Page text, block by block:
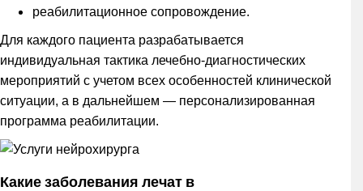
реабилитационное сопровождение.
Для каждого пациента разрабатывается
индивидуальная тактика лечебно-диагностических
мероприятий с учетом всех особенностей клинической
ситуации, а в дальнейшем — персонализированная
программа реабилитации.
Какие заболевания лечат в